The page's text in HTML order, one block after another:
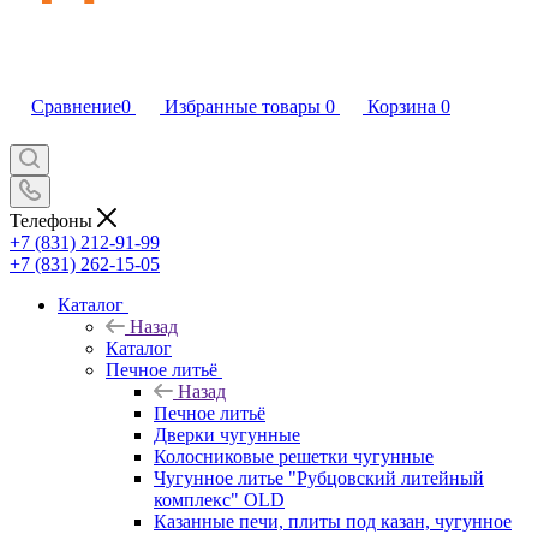
Сравнение0 Избранные товары 0 Корзина 0
Телефоны
+7 (831) 212-91-99
+7 (831) 262-15-05
Каталог
Назад
Каталог
Печное литьё
Назад
Печное литьё
Дверки чугунные
Колосниковые решетки чугунные
Чугунное литье "Рубцовский литейный
комплекс" OLD
Казанные печи, плиты под казан, чугунное